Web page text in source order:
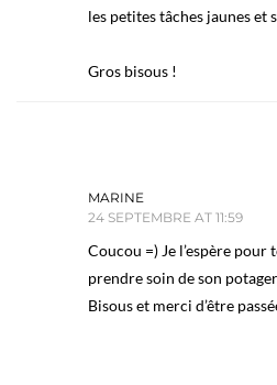
les petites tâches jaunes et
Gros bisous !
MARINE
24 SEPTEMBRE AT 11:59
Coucou =) Je l’espère pour
prendre soin de son
Bisous et merci d’être